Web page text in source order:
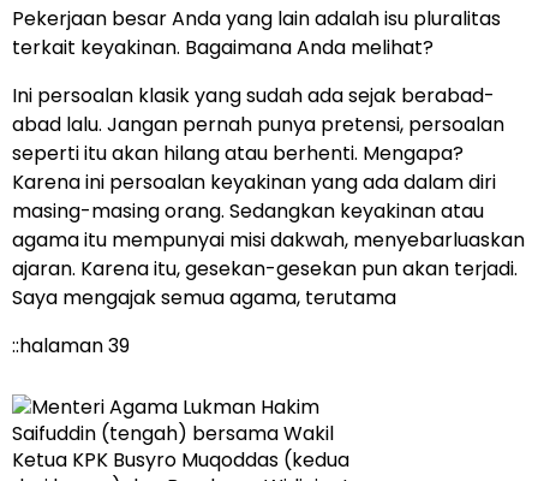
Pekerjaan besar Anda yang lain adalah isu pluralitas
terkait keyakinan. Bagaimana Anda melihat?
Ini persoalan klasik yang sudah ada sejak berabad-
abad lalu. Jangan pernah punya pretensi, persoalan
seperti itu akan hilang atau berhenti. Mengapa?
Karena ini persoalan keyakinan yang ada dalam diri
masing-masing orang. Sedangkan keyakinan atau
agama itu mempunyai misi dakwah, menyebarluaskan
ajaran. Karena itu, gesekan-gesekan pun akan terjadi.
Saya mengajak semua agama, terutama
::halaman 39